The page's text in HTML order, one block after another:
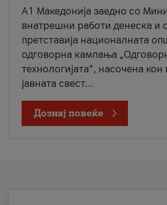
A1 Македонија заедно со
внатрешни работи денеска и
претставија националната
одговорна кампања
технологијата“, насочена
јавната свест...
Дознај повеќе